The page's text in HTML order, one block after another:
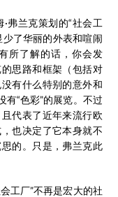
弗兰克策划的“社会工
了华丽的外表和喧闹
所了解的话，你会发
思路和框架（包括对
有什么特别的意外和
有“色彩”的展览。不过
代表了近年来流行欧
也决定了它本身就不
的。只是，弗兰克此
工厂”不再是宏大的社